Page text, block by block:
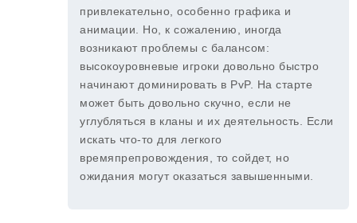
привлекательно, особенно графика и
анимации. Но, к сожалению, иногда
возникают проблемы с балансом:
высокоуровневые игроки довольно быстро
начинают доминировать в PvP. На старте
может быть довольно скучно, если не
углубляться в кланы и их деятельность. Если
искать что-то для легкого
времяпрепровождения, то сойдет, но
ожидания могут оказаться завышенными.